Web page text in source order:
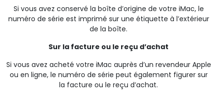
Si vous avez conservé la boîte d’origine de votre iMac, le
numéro de série est imprimé sur une étiquette à l’extérieur
de la boîte.
Sur la facture ou le reçu d’achat
Si vous avez acheté votre iMac auprès d’un revendeur Apple
ou en ligne, le numéro de série peut également figurer sur
la facture ou le reçu d’achat.